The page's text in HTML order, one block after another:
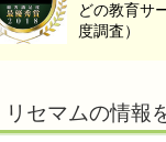
どの教育サ
度調査）
リセマムの情報